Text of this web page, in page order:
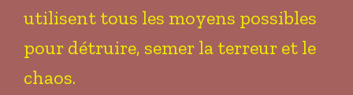
utilisent tous les moyens possibles
pour détruire, semer la terreur et le
chaos.